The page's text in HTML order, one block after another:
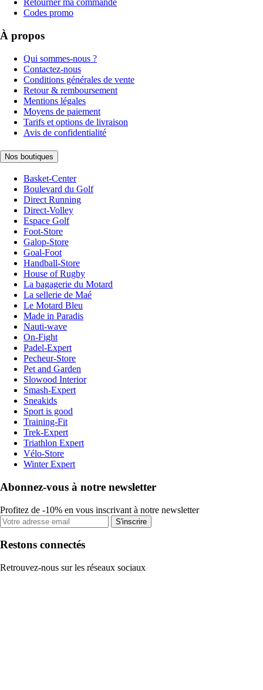
Retourner ma commande
Codes promo
À propos
Qui sommes-nous ?
Contactez-nous
Conditions générales de vente
Retour & remboursement
Mentions légales
Moyens de paiement
Tarifs et options de livraison
Avis de confidentialité
Nos boutiques
Basket-Center
Boulevard du Golf
Direct Running
Direct-Volley
Espace Golf
Foot-Store
Galop-Store
Goal-Foot
Handball-Store
House of Rugby
La bagagerie du Motard
La sellerie de Maé
Le Motard Bleu
Made in Paradis
Nauti-wave
On-Fight
Padel-Expert
Pecheur-Store
Pet and Garden
Slowood Interior
Smash-Expert
Sneakids
Sport is good
Training-Fit
Trek-Expert
Triathlon Expert
Vélo-Store
Winter Expert
Abonnez-vous à notre newsletter
Profitez de -10% en vous inscrivant à notre newsletter
S'inscrire
Restons connectés
Retrouvez-nous sur les réseaux sociaux